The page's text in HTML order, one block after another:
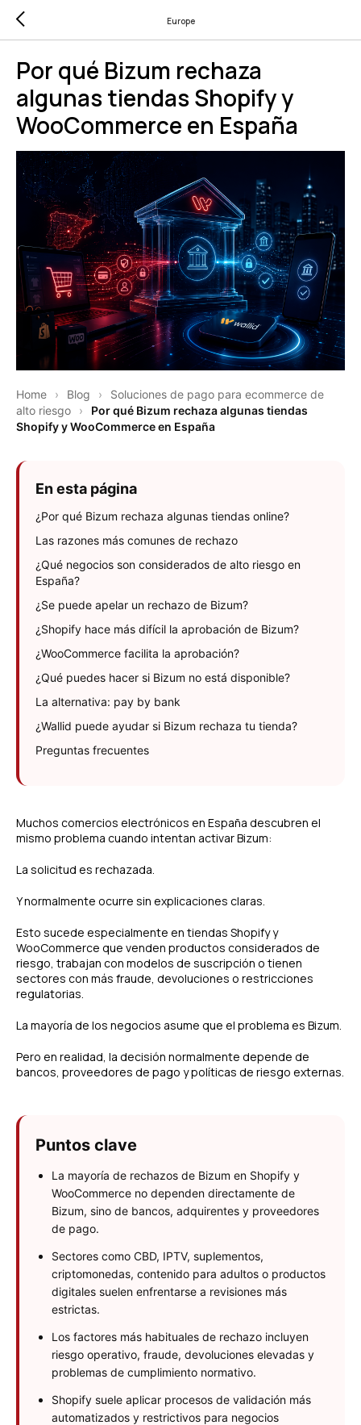
Europe
Por qué Bizum rechaza
algunas tiendas Shopify y
WooCommerce en España
Home › Blog ›
Soluciones de pago para ecommerce de
alto riesgo
›
Por qué Bizum rechaza algunas tiendas
Shopify y WooCommerce en España
En esta página
¿Por qué Bizum rechaza algunas tiendas online?
Las razones más comunes de rechazo
¿Qué negocios son considerados de alto riesgo en
España?
¿Se puede apelar un rechazo de Bizum?
¿Shopify hace más difícil la aprobación de Bizum?
¿WooCommerce facilita la aprobación?
¿Qué puedes hacer si Bizum no está disponible?
La alternativa: pay by bank
¿Wallid puede ayudar si Bizum rechaza tu tienda?
Preguntas frecuentes
Muchos comercios electrónicos en España descubren el
mismo problema cuando intentan activar Bizum:
La solicitud es rechazada.
Y normalmente ocurre sin explicaciones claras.
Esto sucede especialmente en tiendas Shopify y
WooCommerce que venden productos considerados de
riesgo, trabajan con modelos de suscripción o tienen
sectores con más fraude, devoluciones o restricciones
regulatorias.
La mayoría de los negocios asume que el problema es Bizum.
Pero en realidad, la decisión normalmente depende de
bancos, proveedores de pago y políticas de riesgo externas.
Puntos clave
La mayoría de rechazos de Bizum en Shopify y
WooCommerce no dependen directamente de
Bizum, sino de bancos, adquirentes y proveedores
de pago.
Sectores como CBD, IPTV, suplementos,
criptomonedas, contenido para adultos o productos
digitales suelen enfrentarse a revisiones más
estrictas.
Los factores más habituales de rechazo incluyen
riesgo operativo, fraude, devoluciones elevadas y
problemas de cumplimiento normativo.
Shopify suele aplicar procesos de validación más
automatizados y restrictivos para negocios